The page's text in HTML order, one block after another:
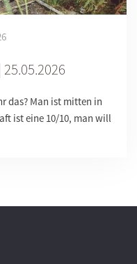
das? Man ist mitten in
ist eine 10/10, man will